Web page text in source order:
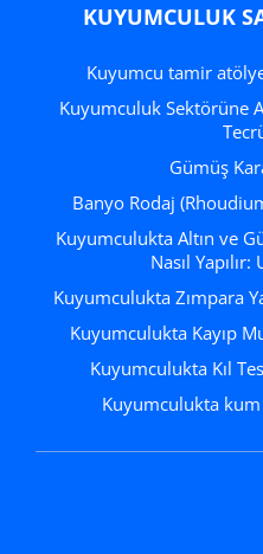
KUYUMCULUK
Kuyumcu tamir
Kuyumculuk Sektörüne Adım Atmak: İlk adımlar ve
Gümüş
Banyo Rodaj
Kuyumculukta Altın ve Gümüş Milyem Hesaplaması
Nasıl
Kuyumculukta Zımpara
Kuyumculukta Kayıp
Kuyumculukta Kıl
Kuyumculukta